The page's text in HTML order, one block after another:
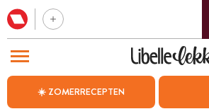
☀️ ZOMERRECEPTEN
BEZOEK ONZE ANDERE WEBSITES